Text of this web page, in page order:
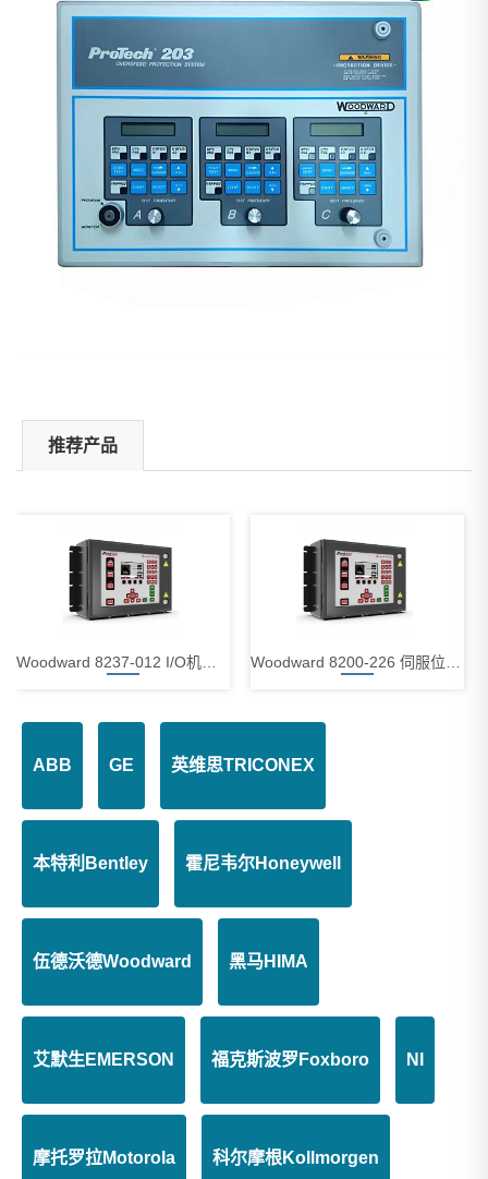
推荐产品
Woodward 8200-1508 数字调速器汽轮机控制
Woodward 5501-510 数字控制模块板 Woodward 5501-471 SIO模块
ABB GE 英维思TRICONEX
本特利Bentley 霍尼韦尔Honeywell
伍德沃德Woodward 黑马HIMA
艾默生EMERSON 福克斯波罗Foxboro NI
摩托罗拉Motorola 科尔摩根Kollmorgen